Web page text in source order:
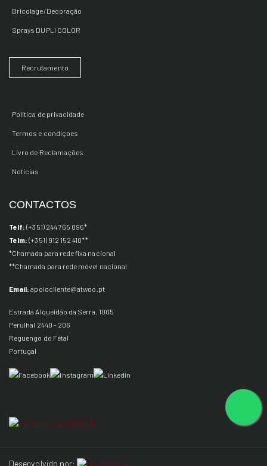
Bricolage/Decoração
Sprays DUPLI COLOR
Recrutamento
Política de privacidade
Termos e condiçoes
Livro de Reclamações
Notícias
CONTACTOS
Telf:(+351) 244 765 096*
Telm:(+351) 912 152 410**
*Chamada para rede fixa nacional
**Chamada para rede móvel nacional
Email:apoiocliente@atwoo.pt
Estrada Alqueidão da Serra, 1005
Perulhal 2440 - 206
Reguengo do Fétal
Portugal
Desenvolvido por: